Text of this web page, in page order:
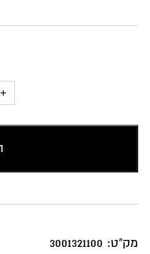
+
מק"ט: 3001321100